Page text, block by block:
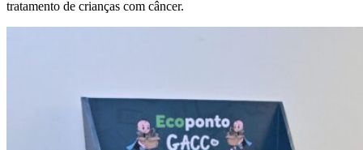
tratamento de crianças com câncer.